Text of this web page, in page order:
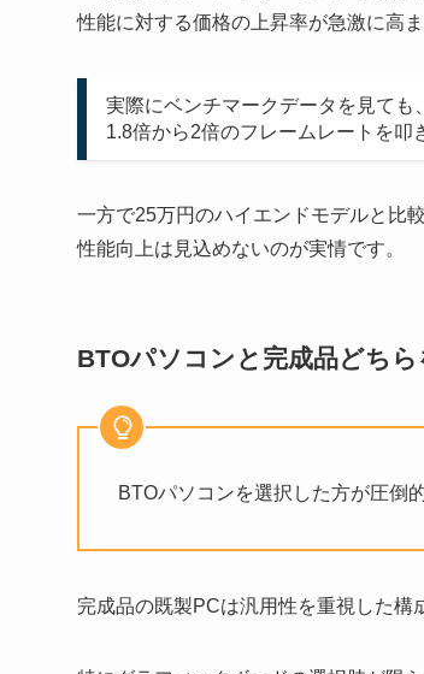
性能に対する価格の上昇率が急激に高
実際にベンチマークデータを見て
1.8倍から2倍のフレームレートを叩
一方で25万円のハイエンドモデルと比
性能向上は見込めないのが実情です。
BTOパソコンと完成品どち
BTOパソコンを選択した方が圧倒
完成品の既製PCは汎用性を重視した構